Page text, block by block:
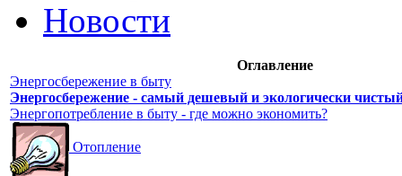
Новости
Оглавление
Энергосбережение в быту
Энергосбережение - самый дешевый и экологически
Энергопотребление в быту - где можно экономить?
Отопление